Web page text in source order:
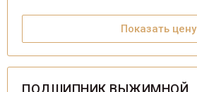
Показать цену
ПОДШИПНИК ВЫЖИМНОЙ